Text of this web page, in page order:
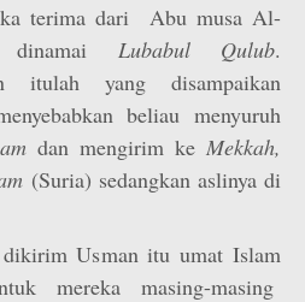
terima dari Abu musa Al-
dinamai Lubabul Qulub.
itulah yang disampaikan
beliau menyuruh
dan mengirim ke Mekkah,
(Suria) sedangkan aslinya di
dikirim Usman itu umat Islam
mereka masing-masing